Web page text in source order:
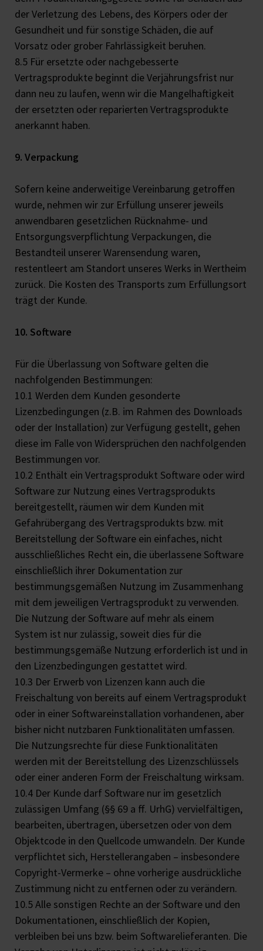
der Verletzung des Lebens, des Körpers oder der
Gesundheit und für sonstige Schäden, die auf
Vorsatz oder grober Fahrlässigkeit beruhen.
8.5 Für ersetzte oder nachgebesserte
Vertragsprodukte beginnt die Verjährungsfrist nur
dann neu zu laufen, wenn wir die Mangelhaftigkeit
der ersetzten oder reparierten Vertragsprodukte
anerkannt haben.
9. Verpackung
Sofern keine anderweitige Vereinbarung getroffen
wurde, nehmen wir zur Erfüllung unserer jeweils
anwendbaren gesetzlichen Rücknahme- und
Entsorgungsverpflichtung Verpackungen, die
Bestandteil unserer Warensendung waren,
restentleert am Standort unseres Werks in Wertheim
zurück. Die Kosten des Transports zum Erfüllungsort
trägt der Kunde.
10. Software
Für die Überlassung von Software gelten die
nachfolgenden Bestimmungen:
10.1 Werden dem Kunden gesonderte
Lizenzbedingungen (z.B. im Rahmen des Downloads
oder der Installation) zur Verfügung gestellt, gehen
diese im Falle von Widersprüchen den nachfolgenden
Bestimmungen vor.
10.2 Enthält ein Vertragsprodukt Software oder wird
Software zur Nutzung eines Vertragsprodukts
bereitgestellt, räumen wir dem Kunden mit
Gefahrübergang des Vertragsprodukts bzw. mit
Bereitstellung der Software ein einfaches, nicht
ausschließliches Recht ein, die überlassene Software
einschließlich ihrer Dokumentation zur
bestimmungsgemäßen Nutzung im Zusammenhang
mit dem jeweiligen Vertragsprodukt zu verwenden.
Die Nutzung der Software auf mehr als einem
System ist nur zulässig, soweit dies für die
bestimmungsgemäße Nutzung erforderlich ist und in
den Lizenzbedingungen gestattet wird.
10.3 Der Erwerb von Lizenzen kann auch die
Freischaltung von bereits auf einem Vertragsprodukt
oder in einer Softwareinstallation vorhandenen, aber
bisher nicht nutzbaren Funktionalitäten umfassen.
Die Nutzungsrechte für diese Funktionalitäten
werden mit der Bereitstellung des Lizenzschlüssels
oder einer anderen Form der Freischaltung wirksam.
10.4 Der Kunde darf Software nur im gesetzlich
zulässigen Umfang (§§ 69 a ff. UrhG) vervielfältigen,
bearbeiten, übertragen, übersetzen oder von dem
Objektcode in den Quellcode umwandeln. Der Kunde
verpflichtet sich, Herstellerangaben – insbesondere
Copyright-Vermerke – ohne vorherige ausdrückliche
Zustimmung nicht zu entfernen oder zu verändern.
10.5 Alle sonstigen Rechte an der Software und den
Dokumentationen, einschließlich der Kopien,
verbleiben bei uns bzw. beim Softwarelieferanten. Die